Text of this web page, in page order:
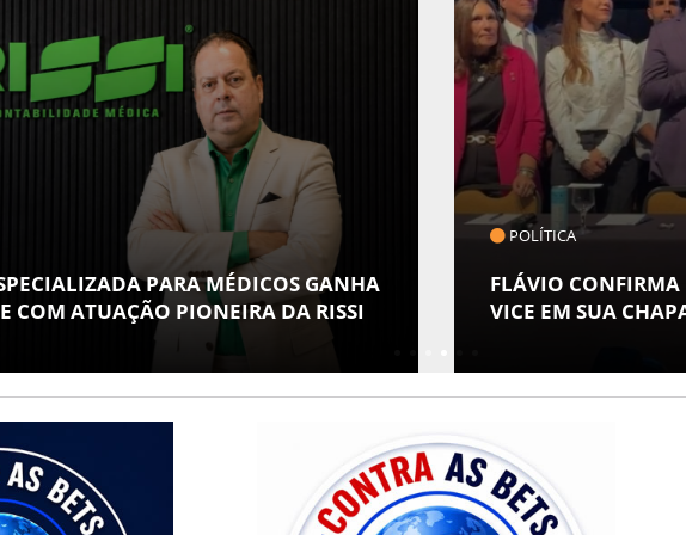
DEPUTADO ALFREDO GASPAR COMO
COTIDIANO
ESPECIAL EM
POVOS INDÍGENAS